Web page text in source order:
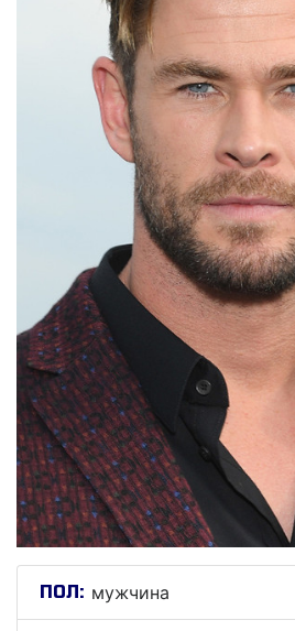
ПОЛ: мужчина